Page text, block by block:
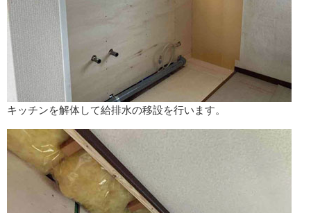
キッチンを解体して給排水の移設を行います。